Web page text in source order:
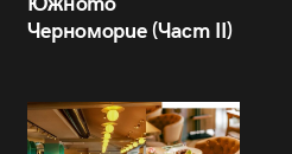
Черноморие (Част II)